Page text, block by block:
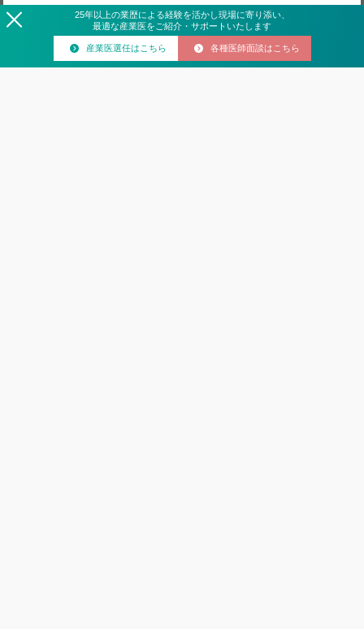
25年以上の業歴による経験を活かし現場に寄り添い、
最適な産業医をご紹介・サポートいたします
産業医選任はこちら 各種医師面談はこちら